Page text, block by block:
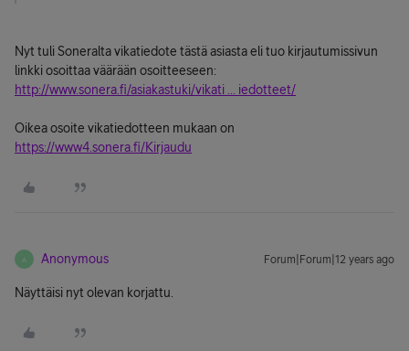
Nyt tuli Soneralta vikatiedote tästä asiasta eli tuo kirjautumissivun
linkki osoittaa väärään osoitteeseen:
http://www.sonera.fi/asiakastuki/vikati ... iedotteet/
Oikea osoite vikatiedotteen mukaan on
https://www4.sonera.fi/Kirjaudu
A Anonymous Forum|Forum|12 years ago
Näyttäisi nyt olevan korjattu.